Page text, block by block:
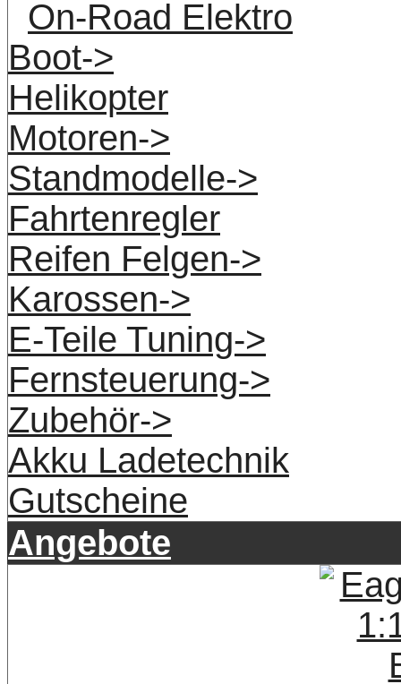
On-Road Elektro
Boot->
Helikopter
Motoren->
Standmodelle->
Fahrtenregler
Reifen Felgen->
Karossen->
E-Teile Tuning->
Fernsteuerung->
Zubehör->
Akku Ladetechnik
Gutscheine
Angebote